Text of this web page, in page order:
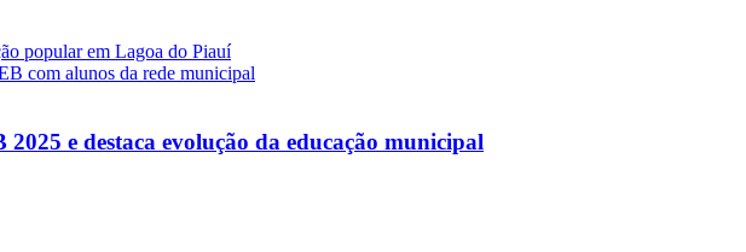
popular em Lagoa do Piauí
com alunos da rede municipal
e destaca evolução da educação municipal